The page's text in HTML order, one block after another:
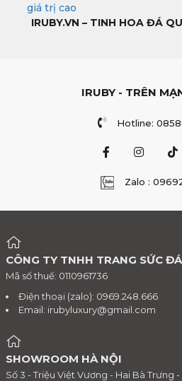
giá trị cao
IRUBY.VN – TINH HOA ĐÁ
IRUBY - TRÊN
Hotline:
Zalo :
CÔNG TY TNHH TRANG SỨC
Mã số thuế: 0110961736
Điện thoại (zalo): 0969.248.666
Email: irubyluxury@gmail.com
SHOWROOM HÀ NỘI
Số 3 - Triệu Việt Vương - Hai Bà Trưng -